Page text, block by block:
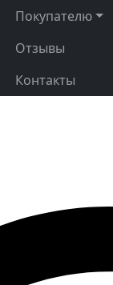
Покупателю
Отзывы
Контакты